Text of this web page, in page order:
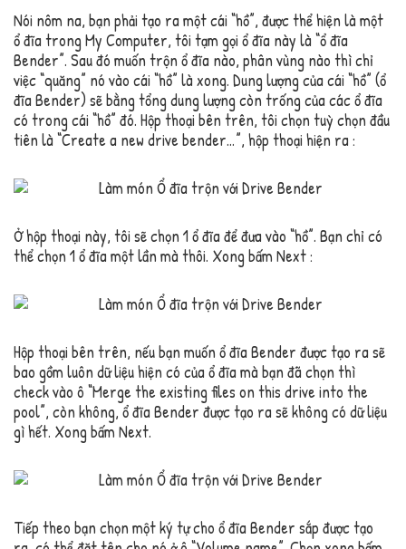
Nói nôm na, bạn phải tạo ra một cái “hồ”, được thể hiện là một
ổ đĩa trong My Computer, tôi tạm gọi ổ đĩa này là “ổ đĩa
Bender”. Sau đó muốn trộn ổ đĩa nào, phân vùng nào thì chỉ
việc “quăng” nó vào cái “hồ” là xong. Dung lượng của cái “hồ” (ổ
đĩa Bender) sẽ bằng tổng dung lượng còn trống của các ổ đĩa
có trong cái “hồ” đó. Hộp thoại bên trên, tôi chọn tuỳ chọn đầu
tiên là “Create a new drive bender…”, hộp thoại hiện ra :
Ở hộp thoại này, tôi sẽ chọn 1 ổ đĩa để đưa vào “hồ”. Bạn chỉ có
thể chọn 1 ổ đĩa một lần mà thôi. Xong bấm Next :
Hộp thoại bên trên, nếu bạn muốn ổ đĩa Bender được tạo ra sẽ
bao gồm luôn dữ liệu hiện có của ổ đĩa mà bạn đã chọn thì
check vào ô “Merge the existing files on this drive into the
pool”, còn không, ổ đĩa Bender được tạo ra sẽ không có dữ liệu
gì hết. Xong bấm Next.
Tiếp theo bạn chọn một ký tự cho ổ đĩa Bender sắp được tạo